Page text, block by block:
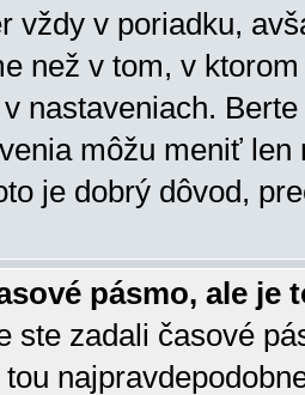
vždy v poriadku,
než v tom, v
nastaveniach.
môžu meniť
je dobrý dôvod,
pásmo, ale je
ste zadali časové